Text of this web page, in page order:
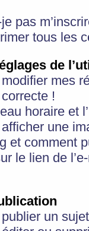
pas
tous les
de
mes
correcte !
horaire et
une
et comment
le lien de
un